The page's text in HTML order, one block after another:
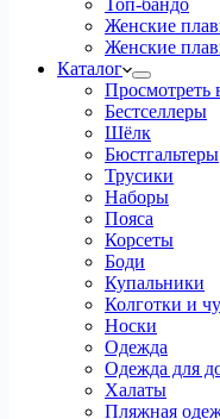
Топ-бандо
Женские
Женские
Каталог
Просмотреть
Бестселлеры
Шёлк
Бюстгальтеры
Трусики
Наборы
Пояса
Корсеты
Боди
Купальники
Колготки и
Носки
Одежда
Одежда для
Халаты
Пляжная